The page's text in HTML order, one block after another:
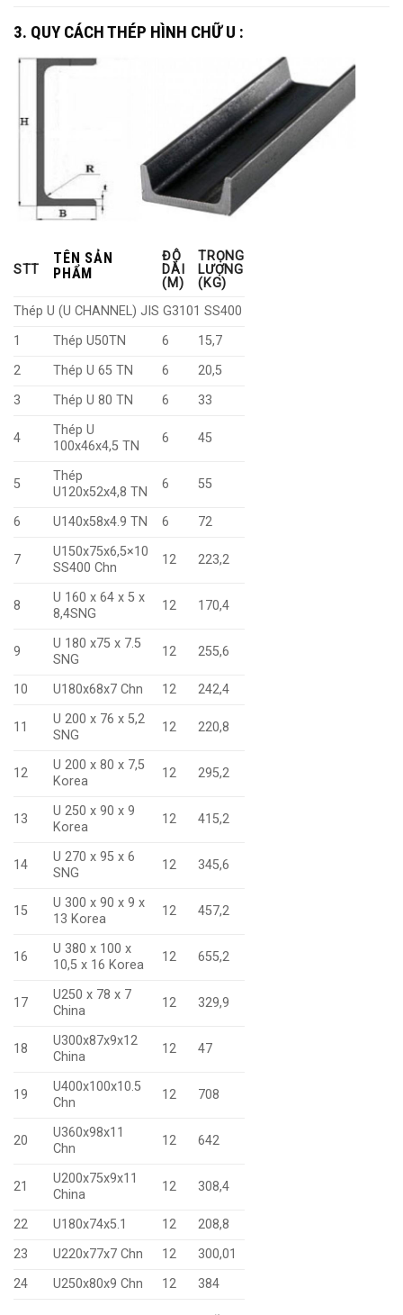
3. QUY CÁCH THÉP HÌNH CHỮ U :
STT
TÊN SẢN
PHẨM
ĐỘ
DÀI
(M)
TRỌNG
LƯỢNG
(KG)
Thép U (U CHANNEL) JIS G3101 SS400
1
Thép U50TN 6
15,7
2
Thép U 65 TN 6
20,5
3
Thép U 80 TN 6 33
4
Thép U
100x46x4,5 TN
6 45
5
Thép
U120x52x4,8 TN
6 55
6 U140x58x4.9 TN 6 72
7
U150x75x6,5×10
SS400 Chn
12 223,2
8
U 160 x 64 x 5 x
8,4SNG
12 170,4
9
U 180 x75 x 7.5
SNG
12 255,6
10 U180x68x7 Chn 12 242,4
11
U 200 x 76 x 5,2
SNG
12 220,8
12
U 200 x 80 x 7,5
Korea
12 295,2
13
U 250 x 90 x 9
Korea
12 415,2
14
U 270 x 95 x 6
SNG
12 345,6
15
U 300 x 90 x 9 x
13 Korea
12 457,2
16
U 380 x 100 x
10,5 x 16 Korea
12 655,2
17
U250 x 78 x 7
China
12 329,9
18
U300x87x9x12
China
12 47
19
U400x100x10.5
Chn
12 708
20
U360x98x11
Chn
12 642
21
U200x75x9x11
China
12 308,4
22 U180x74x5.1 12
208,8
23
U220x77x7 Chn 12
300,01
24
U250x80x9 Chn 12 384